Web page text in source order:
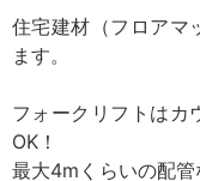
住宅建材（フロアマ
ます。
フォークリフトは
OK！
最大4mくらいの配